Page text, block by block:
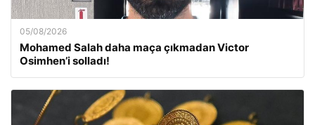
05/08/2026
Mohamed Salah daha maça çıkmadan Victor
Osimhen’i solladı!